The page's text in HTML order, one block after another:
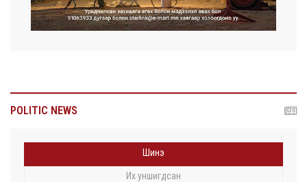
POLITIC NEWS
Шинэ
Их уншигдсан